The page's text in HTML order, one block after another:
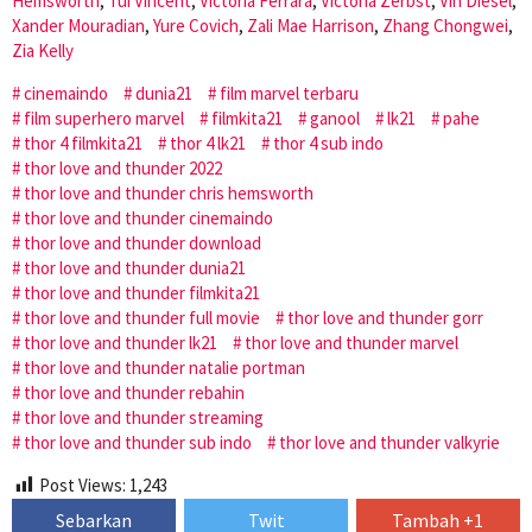
Xander Mouradian, Yure Covich, Zali Mae Harrison, Zhang Chongwei,
Zia Kelly
cinemaindo
dunia21
film marvel terbaru
film superhero marvel
filmkita21 ganool lk21
pahe
thor 4 filmkita21
thor 4 lk21
thor 4 sub indo
thor love and thunder 2022
thor love and thunder chris hemsworth
thor love and thunder cinemaindo
thor love and thunder download
thor love and thunder dunia21
thor love and thunder filmkita21
thor love and thunder full movie
thor love and thunder gorr
thor love and thunder lk21
thor love and thunder marvel
thor love and thunder natalie portman
thor love and thunder rebahin
thor love and thunder streaming
thor love and thunder sub indo
thor love and thunder valkyrie
Post Views: 1,243
Sebarkan Twit
Tambah +1